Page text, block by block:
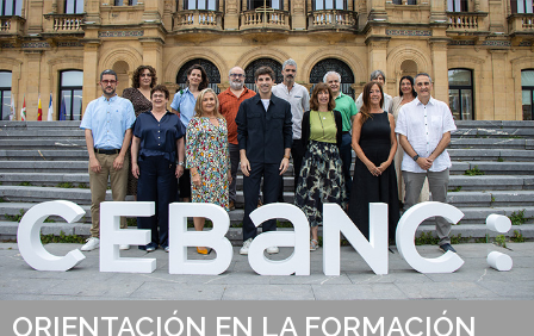
ORIENTACIÓN EN LA FORMACIÓN